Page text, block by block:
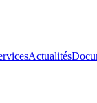
Actualités